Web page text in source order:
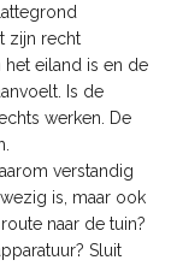
zijn recht
eiland is en de
Is de
werken. De
verstandig
is, maar ook
naar de tuin?
Sluit